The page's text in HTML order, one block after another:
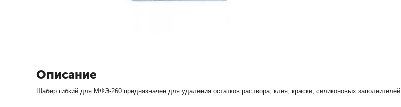
Описание
Шабер гибкий для МФЭ-260 предназначен для удаления остатков раствора, клея, краски, силиконовых заполнителей